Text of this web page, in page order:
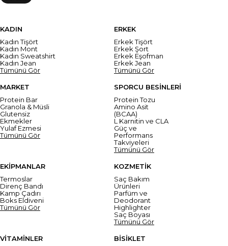
KADIN
Kadın Tişört
Kadın Mont
Kadın Sweatshirt
Kadın Jean
Tümünü Gör
ERKEK
Erkek Tişört
Erkek Şort
Erkek Eşofman
Erkek Jean
Tümünü Gör
MARKET
Protein Bar
Granola & Müsli
Glutensiz
Ekmekler
Yulaf Ezmesi
Tümünü Gör
SPORCU BESİNLERİ
Protein Tozu
Amino Asit
(BCAA)
L Karnitin ve CLA
Güç ve
Performans
Takviyeleri
Tümünü Gör
EKİPMANLAR
Termoslar
Direnç Bandı
Kamp Çadırı
Boks Eldiveni
Tümünü Gör
KOZMETİK
Saç Bakım
Ürünleri
Parfüm ve
Deodorant
Highlighter
Saç Boyası
Tümünü Gör
VİTAMİNLER
BİSİKLET